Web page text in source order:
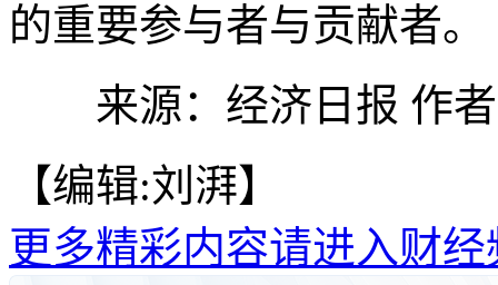
的重要参与者与贡献者。
来源：经济日报 作者
【编辑:刘湃】
更多精彩内容请进入财经